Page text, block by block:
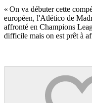
« On va débuter cette
européen, l'Atlético de
affronté en Champions
difficile mais on est prêt à